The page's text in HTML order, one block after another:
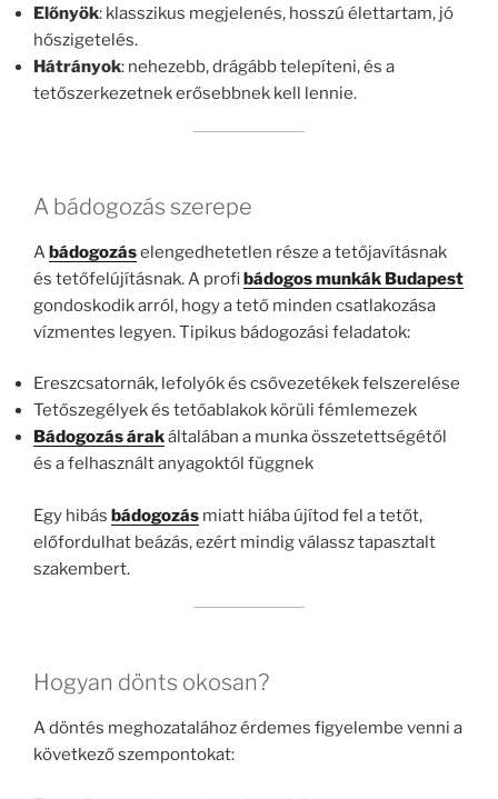
Előnyök: klasszikus megjelenés, hosszú élettartam, jó
hőszigetelés.
Hátrányok: nehezebb, drágább telepíteni, és a
tetőszerkezetnek erősebbnek kell lennie.
A bádogozás szerepe
Abádogozáselengedhetetlen része a tetőjavításnak
és tetőfelújításnak. A profibádogos munkák Budapest
gondoskodik arról, hogy a tető minden csatlakozása
vízmentes legyen. Tipikus bádogozási feladatok:
Ereszcsatornák, lefolyók és csővezetékek felszerelése
Tetőszegélyek és tetőablakok körüli fémlemezek
Bádogozás árakáltalában a munka összetettségétől
és a felhasznált anyagoktól függnek
Egy hibás bádogozás miatt hiába újítod fel a tetőt,
előfordulhat beázás, ezért mindig válassz tapasztalt
szakembert.
Hogyan dönts okosan?
A döntés meghozatalához érdemes figyelembe venni a
következő szempontokat: